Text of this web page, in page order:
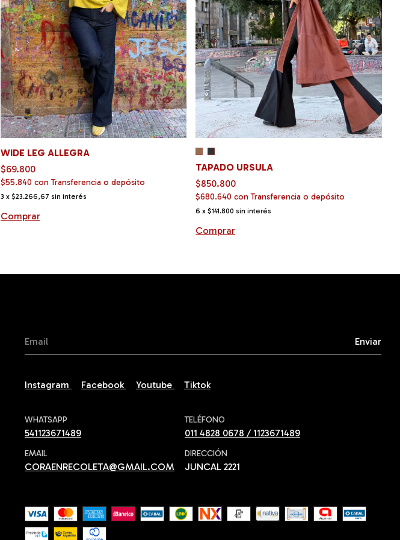
WIDE LEG ALLEGRA
$69.800
$55.840 con Transferencia o depósito
3 x $23.266,67 sin interés
Comprar
TAPADO URSULA
$850.800
$680.640con Transferencia o depósito
6 x$141.800 sin interés
Comprar
Instagram Facebook Youtube Tiktok
WHATSAPP
541123671489
TELÉFONO
011 4828 0678 / 1123671489
EMAIL
CORAENRECOLETA@GMAIL.COM
DIRECCIÓN
JUNCAL 2221